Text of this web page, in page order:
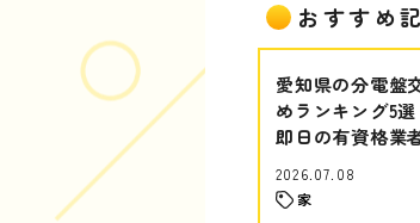
おすすめ
愛知県の分電盤
めランキング5選
即日の有資格業
2026.07.08
家